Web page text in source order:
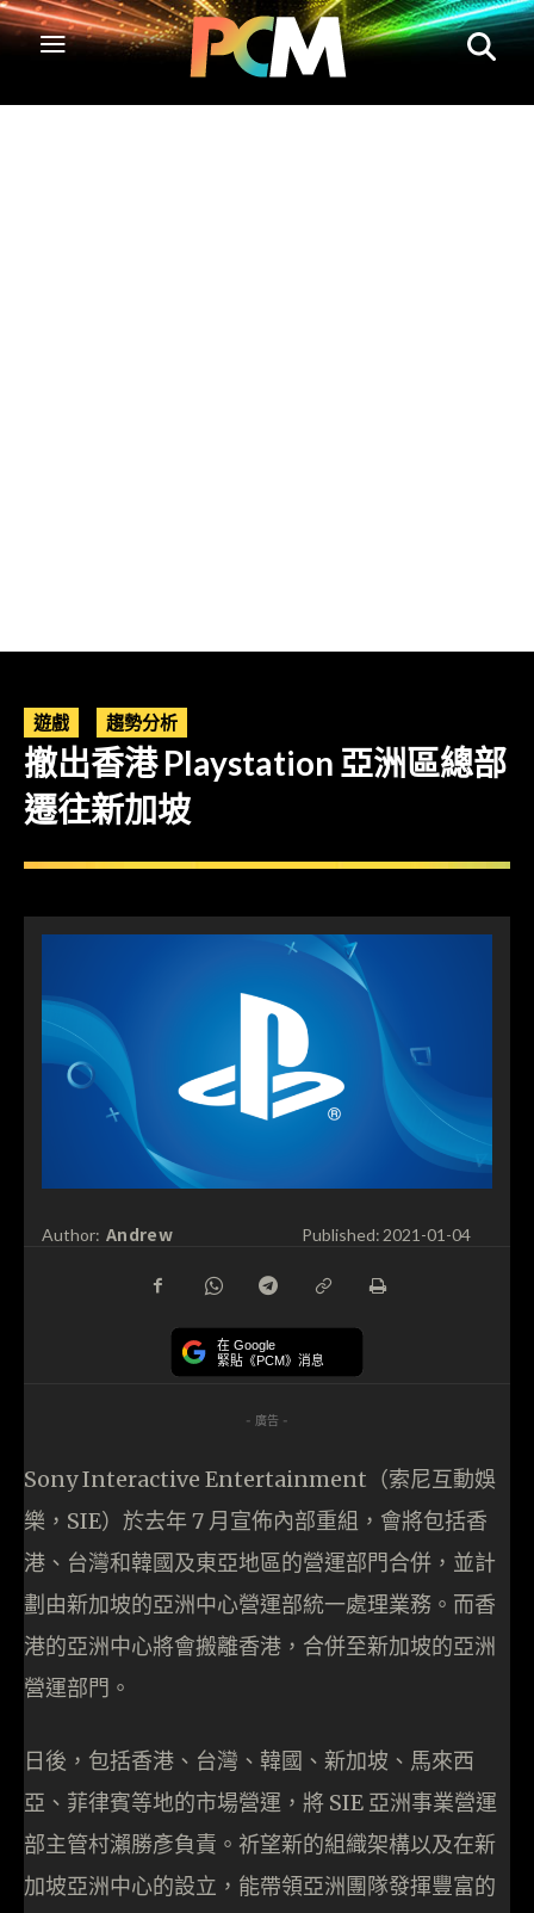
遊戲 趨勢分析
撤出香港 Playstation 亞洲區總部
遷往新加坡
Author: Andrew Published: 2021-01-04
在 Google
緊貼《PCM》消息
- 廣告 -
Sony Interactive Entertainment（索尼互動娛
樂，SIE）於去年 7 月宣佈內部重組，會將包括香
港、台灣和韓國及東亞地區的營運部門合併，並計
劃由新加坡的亞洲中心營運部統一處理業務。而香
港的亞洲中心將會搬離香港，合併至新加坡的亞洲
營運部門。
日後，包括香港、台灣、韓國、新加坡、馬來西
亞、菲律賓等地的市場營運，將 SIE 亞洲事業營運
部主管村瀨勝彥負責。祈望新的組織架構以及在新
加坡亞洲中心的設立，能帶領亞洲團隊發揮豐富的